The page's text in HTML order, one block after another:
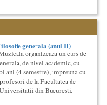
Palatul Universul,
cartii O bucatarie
Cinema Romanes...
(anul I)
curs de cultura generala
si intensiv, de nivel
generala (anul II)
organizeaza un curs de
de nivel academic, cu
ani (4 semestre), impreuna cu
de la Facultatea de
din Bucuresti.